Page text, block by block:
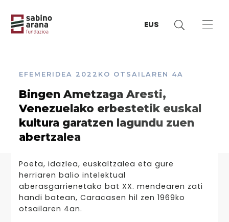
EUS
EFEMERIDEA 2022KO OTSAILAREN 4A
Bingen Ametzaga Aresti,
Venezuelako erbestetik euskal
kultura garatzen lagundu zuen
abertzalea
Poeta, idazlea, euskaltzalea eta gure
herriaren balio intelektual
aberasgarrienetako bat XX. mendearen zati
handi batean, Caracasen hil zen 1969ko
otsailaren 4an.